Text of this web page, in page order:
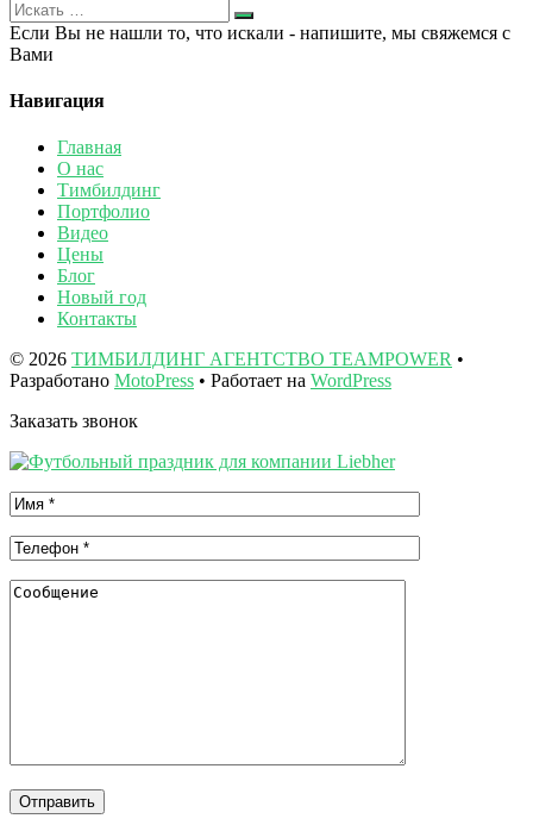
Если Вы не нашли то, что искали - напишите, мы свяжемся с
Вами
Навигация
Главная
О нас
Тимбилдинг
Портфолио
Видео
Цены
Блог
Новый год
Контакты
© 2026 ТИМБИЛДИНГ АГЕНТСТВО TEAMPOWER •
Разработано MotoPress • Работает на WordPress
Заказать звонок